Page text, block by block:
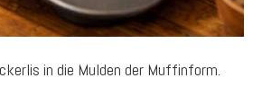
in die Mulden der Muffinform.